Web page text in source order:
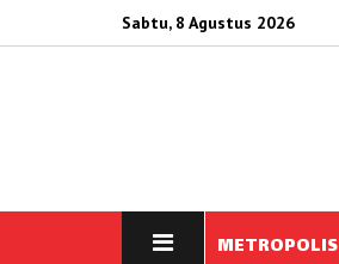
Sabtu, 8 Agustus 2026
METROPOLIS